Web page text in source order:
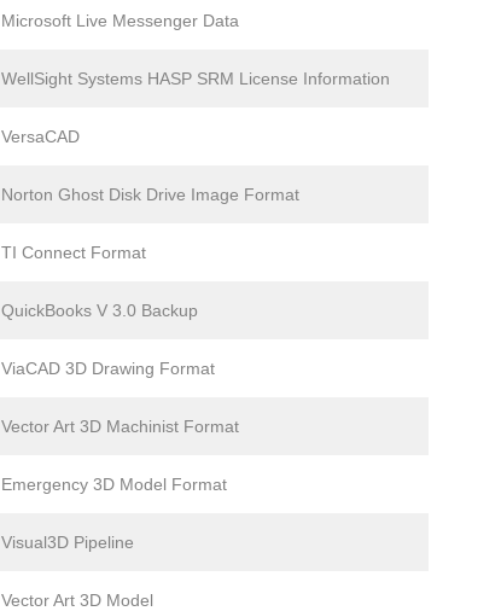
Microsoft Live Messenger Data
WellSight Systems HASP SRM License Information
VersaCAD
Norton Ghost Disk Drive Image Format
TI Connect Format
QuickBooks V 3.0 Backup
ViaCAD 3D Drawing Format
Vector Art 3D Machinist Format
Emergency 3D Model Format
Visual3D Pipeline
Vector Art 3D Model